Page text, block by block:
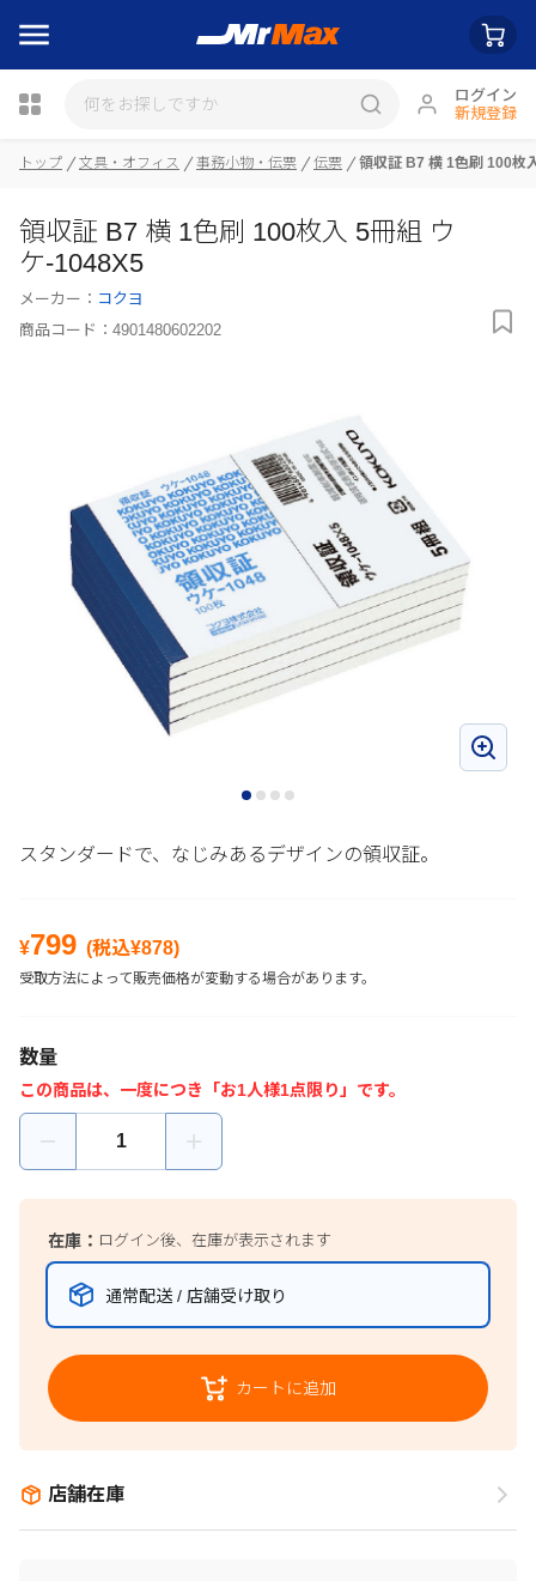
ログイン
新規登録
瓶詰
トップ 文具・オフィス 事務小物・伝票 伝票 領収証 B7 横 1色刷 100枚
領収証 B7 横 1色刷 100枚入 5冊組 ウ
ケ-1048X5
メーカー： コクヨ
商品コード： 4901480602202
スタンダードで、なじみあるデザインの領収証。
¥799 (税込¥878)
受取方法によって販売価格が変動する場合があります。
数量
この商品は、一度につき「お1人様1点限り」です。
在庫： ログイン後、在庫が表示されます
通常配送 / 店舗受け取り
カートに追加
店舗在庫